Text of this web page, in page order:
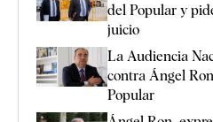
del Popular y
juicio
La Audiencia
contra Ángel
Popular